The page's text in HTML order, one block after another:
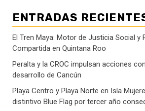
ENTRADAS
El Tren Maya: Motor de Justicia Social y
Compartida en Quintana Roo
Peralta y la CROC impulsan acciones
desarrollo de Cancún
Playa Centro y Playa Norte en Isla
distintivo Blue Flag por tercer año